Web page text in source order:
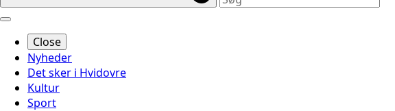
Close
Nyheder
Det sker i Hvidovre
Kultur
Sport